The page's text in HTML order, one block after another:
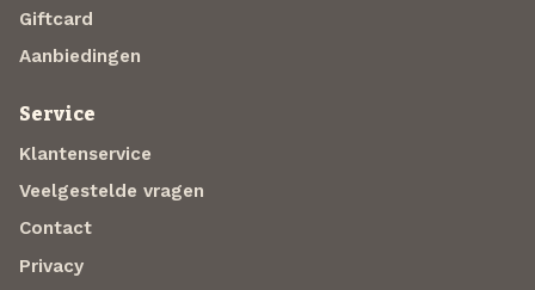
Giftcard
Aanbiedingen
Service
Klantenservice
Veelgestelde vragen
Contact
Privacy